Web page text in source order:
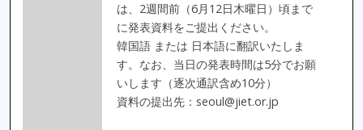
は、2週間前（6月12日木曜日）頃まで
に発表資料をご提出ください。
韓国語 または 日本語に翻訳いたしま
す。なお、当日の発表時間は5分でお願
いします（逐次通訳含め10分）
資料の提出先：seoul@jiet.or.jp